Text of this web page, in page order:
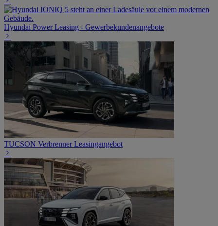
Hyundai Power Leasing - Gewerbekundenangebote
TUCSON Verbrenner Leasingangebot